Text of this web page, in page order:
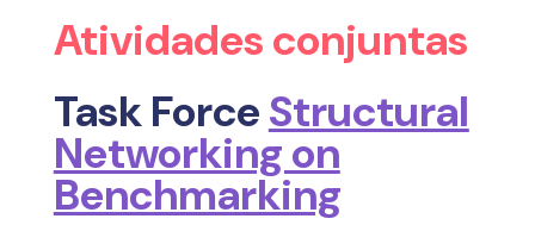
Atividades conjuntas
Task ForceStructural
Networking on
Benchmarking